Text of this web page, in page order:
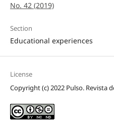
No. 42 (2019)
Section
Educational experiences
License
Copyright (c) 2022 Pulso. Revista